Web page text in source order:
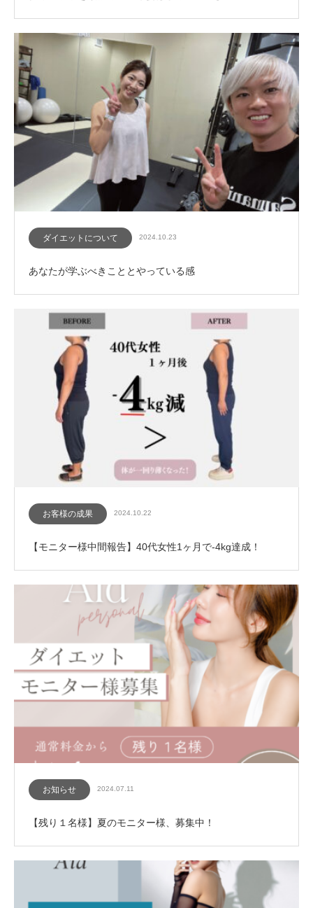
ダイエットについて 2024.10.23
あなたが学ぶべきこととやっている感
お客様の成果 2024.10.22
【モニター様中間報告】40代女性1ヶ月で-4kg達成！
お知らせ 2024.07.11
【残り１名様】夏のモニター様、募集中！